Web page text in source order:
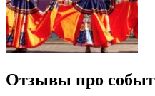
Отзывы про